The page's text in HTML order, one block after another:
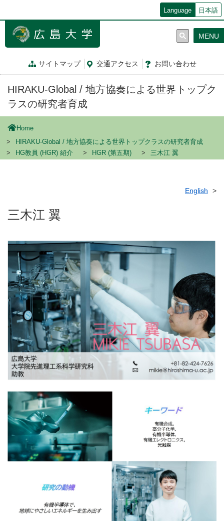
ン
Language 日本語
サイトマップ 交通アクセス お問い合わせ
MENU
HIRAKU-Global / 地方協奏による世界トップク
ラスの研究者育成
Home
HIRAKU-Global / 地方協奏による世界トップクラスの研究者育成
HG教員 (HGR) 紹介
HGR (第五期) 三木江 翼
English
三木江 翼